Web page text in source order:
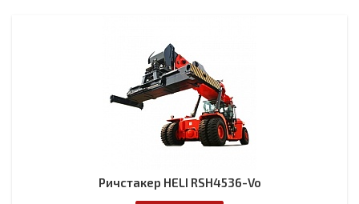
Ричстакер HELI RSH4536-Vo